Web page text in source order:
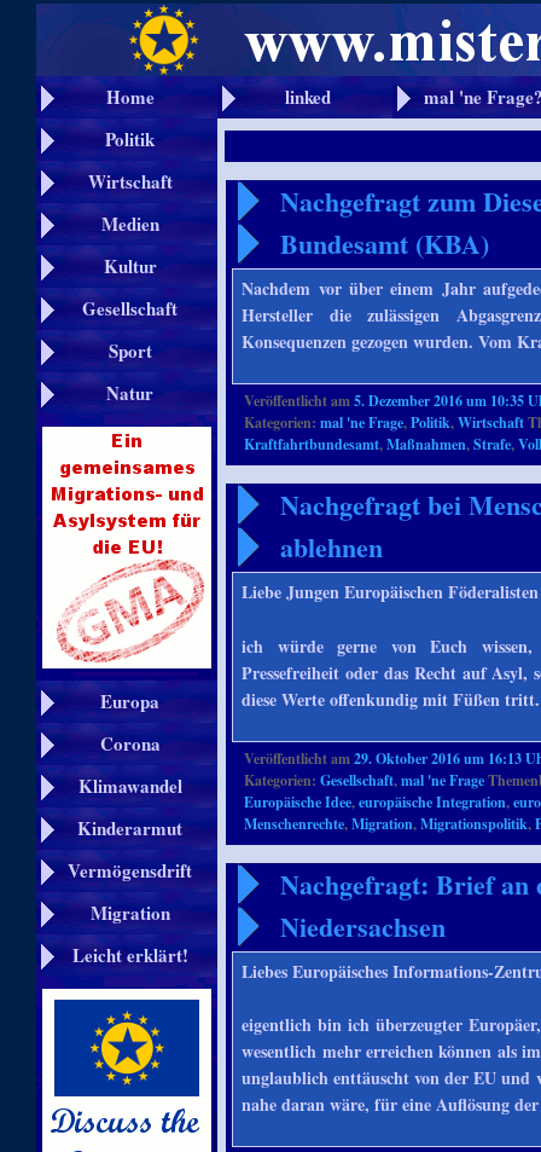
Home linked
mal 'ne
Politik
Wirtschaft
Medien
Kultur
Gesellschaft
Sport
Natur
Europa
Corona
Klimawandel
Kinderarmut
Vermögensdrift
Migration
Leicht erklärt!
Nachgefragt zum
Bundesamt (KBA)
Nachdem vor über einem Jahr
Hersteller die zulässigen
Konsequenzen gezogen wurden. Vom
Veröffentlicht am5. Dezember 2016 um 10:35
Kategorien:mal 'ne Frage,Politik,Wirtschaft
Kraftfahrtbundesamt,Maßnahmen,Strafe,
Nachgefragt bei
ablehnen
Liebe Jungen Europäischen
ich würde gerne von Euch wissen,
Pressefreiheit oder das Recht auf
diese Werte offenkundig mit Füßen
Veröffentlicht am29. Oktober 2016 um 16:13
Kategorien:Gesellschaft,mal 'ne Frage
Europäische Idee,europäische Integration,
Menschenrechte,Migration,Migrationspolitik,
Nachgefragt: Brief
Niedersachsen
Liebes Europäisches Informations-
eigentlich bin ich überzeugter
wesentlich mehr erreichen können als
unglaublich enttäuscht von der EU und
nahe daran wäre, für eine Auflösung